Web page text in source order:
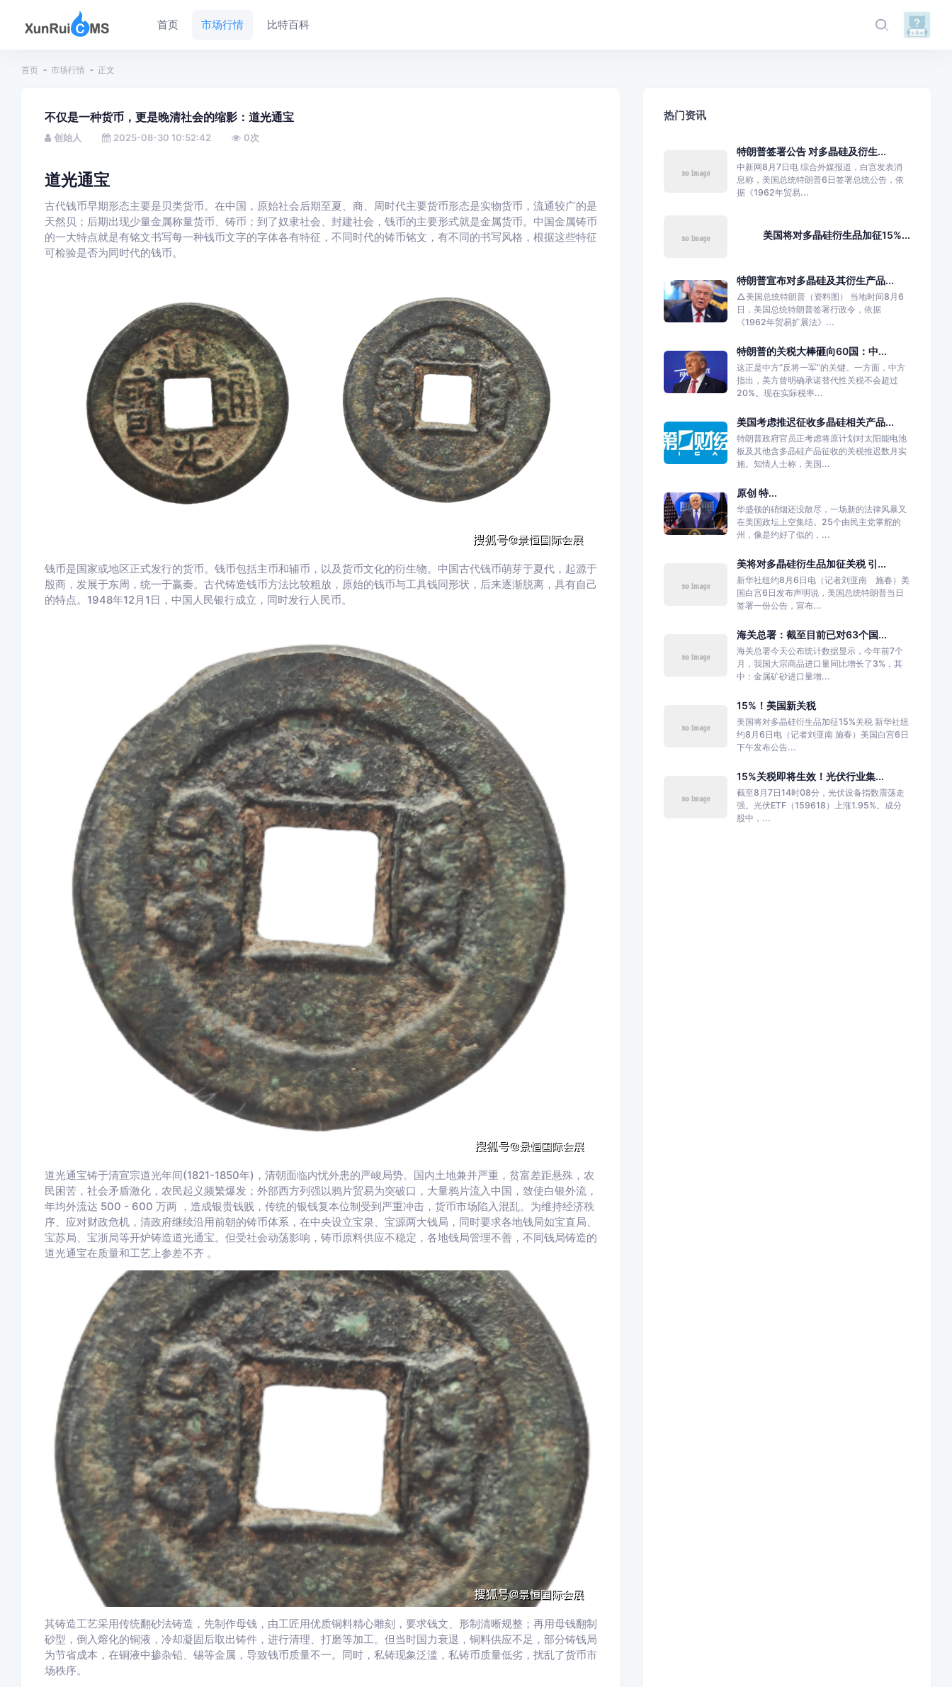
首页 市场行情 比特百科
首页 市场行情 正文
不仅是一种货币，更是晚清社会的缩影：道光通宝
创始人 2025-08-30 10:52:42 0次
道光通宝
古代钱币早期形态主要是贝类货币。在中国，原始社会后期至夏、商、周时代主要货币形态是实物货币，流通较广的是
天然贝；后期出现少量金属称量货币、铸币；到了奴隶社会、封建社会，钱币的主要形式就是金属货币。中国金属铸币
的一大特点就是有铭文书写每一种钱币文字的字体各有特征，不同时代的铸币铭文，有不同的书写风格，根据这些特征
可检验是否为同时代的钱币。
钱币是国家或地区正式发行的货币。钱币包括主币和辅币，以及货币文化的衍生物。中国古代钱币萌芽于夏代，起源于
殷商，发展于东周，统一于嬴秦。古代铸造钱币方法比较粗放，原始的钱币与工具钱同形状，后来逐渐脱离，具有自己
的特点。1948年12月1日，中国人民银行成立，同时发行人民币。
道光通宝铸于清宣宗道光年间(1821-1850年)，清朝面临内忧外患的严峻局势。国内土地兼并严重，贫富差距悬殊，农
民困苦，社会矛盾激化，农民起义频繁爆发；外部西方列强以鸦片贸易为突破口，大量鸦片流入中国，致使白银外流，
年均外流达 500 - 600 万两 ，造成银贵钱贱，传统的银钱复本位制受到严重冲击，货币市场陷入混乱。为维持经济秩
序、应对财政危机，清政府继续沿用前朝的铸币体系，在中央设立宝泉、宝源两大钱局，同时要求各地钱局如宝直局、
宝苏局、宝浙局等开炉铸造道光通宝。但受社会动荡影响，铸币原料供应不稳定，各地钱局管理不善，不同钱局铸造的
道光通宝在质量和工艺上参差不齐 。
其铸造工艺采用传统翻砂法铸造，先制作母钱，由工匠用优质铜料精心雕刻，要求钱文、形制清晰规整；再用母钱翻制
砂型，倒入熔化的铜液，冷却凝固后取出铸件，进行清理、打磨等加工。但当时国力衰退，铜料供应不足，部分铸钱局
为节省成本，在铜液中掺杂铅、锡等金属，导致钱币质量不一。同时，私铸现象泛滥，私铸币质量低劣，扰乱了货币市
场秩序。
热门资讯
特朗普签署公告 对多晶硅及衍生...
中新网8月7日电 综合外媒报道，白宫发表消
息称，美国总统特朗普6日签署总统公告，依
据《1962年贸易...
美国将对多晶硅衍生品加征15%...
特朗普宣布对多晶硅及其衍生产品...
△美国总统特朗普（资料图） 当地时间8月6
日，美国总统特朗普签署行政令，依据
《1962年贸易扩展法》...
特朗普的关税大棒砸向60国：中...
这正是中方“反将一军”的关键。一方面，中方
指出，美方曾明确承诺替代性关税不会超过
20%。现在实际税率...
美国考虑推迟征收多晶硅相关产品...
特朗普政府官员正考虑将原计划对太阳能电池
板及其他含多晶硅产品征收的关税推迟数月实
施。知情人士称，美国...
原创 特...
华盛顿的硝烟还没散尽，一场新的法律风暴又
在美国政坛上空集结。25个由民主党掌舵的
州，像是约好了似的，...
美将对多晶硅衍生品加征关税 引...
新华社纽约8月6日电（记者刘亚南 施春）美
国白宫6日发布声明说，美国总统特朗普当日
签署一份公告，宣布...
海关总署：截至目前已对63个国...
海关总署今天公布统计数据显示，今年前7个
月，我国大宗商品进口量同比增长了3%，其
中：金属矿砂进口量增...
15%！美国新关税
美国将对多晶硅衍生品加征15%关税 新华社纽
约8月6日电（记者刘亚南 施春）美国白宫6日
下午发布公告...
15%关税即将生效！光伏行业集...
截至8月7日14时08分，光伏设备指数震荡走
强。光伏ETF（159618）上涨1.95%。成分
股中，...